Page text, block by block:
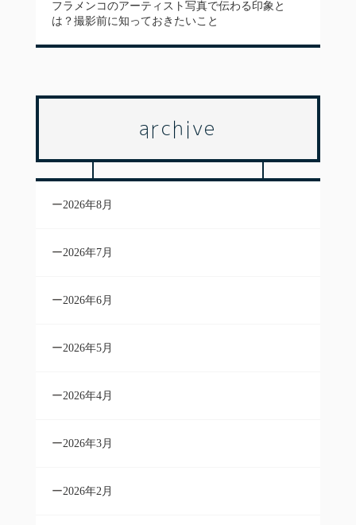
フラメンコのアーティスト写真で伝わる印象と
は？撮影前に知っておきたいこと
archive
2026年8月
2026年7月
2026年6月
2026年5月
2026年4月
2026年3月
2026年2月